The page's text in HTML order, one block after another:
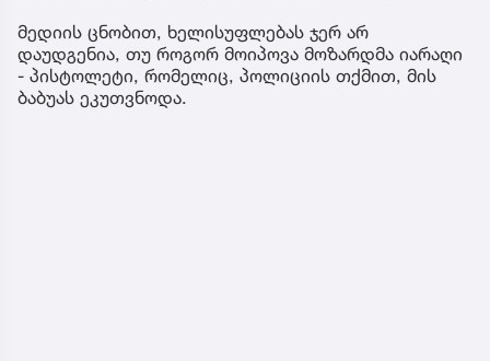
მედიის ცნობით, ხელისუფლებას ჯერ არ
დაუდგენია, თუ როგორ მოიპოვა მოზარდმა იარაღი
- პისტოლეტი, რომელიც, პოლიციის თქმით, მის
ბაბუას ეკუთვნოდა.